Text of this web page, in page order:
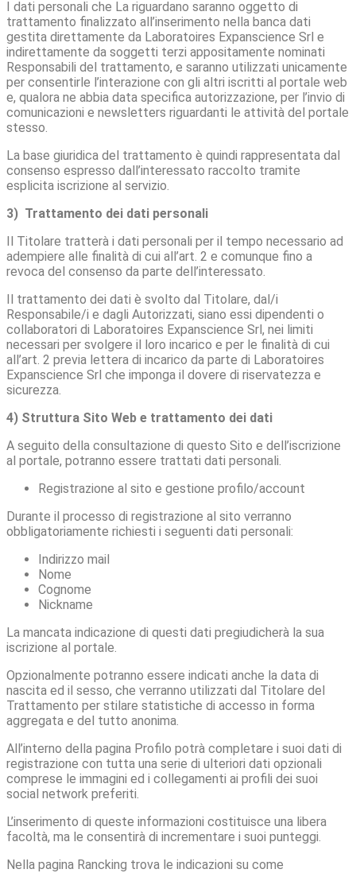
I dati personali che La riguardano saranno oggetto di
trattamento finalizzato all’inserimento nella banca dati
gestita direttamente da Laboratoires Expanscience Srl e
indirettamente da soggetti terzi appositamente nominati
Responsabili del trattamento, e saranno utilizzati unicamente
per consentirle l’interazione con gli altri iscritti al portale web
e, qualora ne abbia data specifica autorizzazione, per l’invio di
comunicazioni e newsletters riguardanti le attività del portale
stesso.
La base giuridica del trattamento è quindi rappresentata dal
consenso espresso dall’interessato raccolto tramite
esplicita iscrizione al servizio.
3) Trattamento dei dati personali
Il Titolare tratterà i dati personali per il tempo necessario ad
adempiere alle finalità di cui all’art. 2 e comunque fino a
revoca del consenso da parte dell’interessato.
Il trattamento dei dati è svolto dal Titolare, dal/i
Responsabile/i e dagli Autorizzati, siano essi dipendenti o
collaboratori di Laboratoires Expanscience Srl, nei limiti
necessari per svolgere il loro incarico e per le finalità di cui
all’art. 2 previa lettera di incarico da parte di Laboratoires
Expanscience Srl che imponga il dovere di riservatezza e
sicurezza.
4) Struttura Sito Web e trattamento dei dati
A seguito della consultazione di questo Sito e dell’iscrizione
al portale, potranno essere trattati dati personali.
Registrazione al sito e gestione profilo/account
Durante il processo di registrazione al sito verranno
obbligatoriamente richiesti i seguenti dati personali:
Indirizzo mail
Nome
Cognome
Nickname
La mancata indicazione di questi dati pregiudicherà la sua
iscrizione al portale.
Opzionalmente potranno essere indicati anche la data di
nascita ed il sesso, che verranno utilizzati dal Titolare del
Trattamento per stilare statistiche di accesso in forma
aggregata e del tutto anonima.
All’interno della pagina Profilo potrà completare i suoi dati di
registrazione con tutta una serie di ulteriori dati opzionali
comprese le immagini ed i collegamenti ai profili dei suoi
social network preferiti.
L’inserimento di queste informazioni costituisce una libera
facoltà, ma le consentirà di incrementare i suoi punteggi.
Nella pagina Rancking trova le indicazioni su come